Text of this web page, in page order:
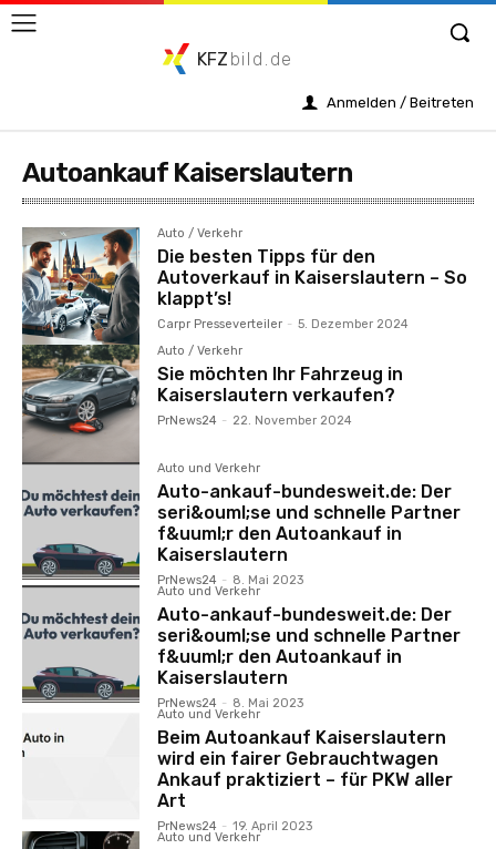
KFZ bild.de
Anmelden / Beitreten
Autoankauf Kaiserslautern
Auto / Verkehr
Die besten Tipps für den
Autoverkauf in Kaiserslautern – So
klappt’s!
Carpr Presseverteiler - 5. Dezember 2024
Auto / Verkehr
Sie möchten Ihr Fahrzeug in
Kaiserslautern verkaufen?
PrNews24 - 22. November 2024
Auto und Verkehr
Auto-ankauf-bundesweit.de: Der
seri&ouml;se und schnelle Partner
f&uuml;r den Autoankauf in
Kaiserslautern
PrNews24 - 8. Mai 2023
Auto und Verkehr
Auto-ankauf-bundesweit.de: Der
seri&ouml;se und schnelle Partner
f&uuml;r den Autoankauf in
Kaiserslautern
PrNews24 - 8. Mai 2023
Auto und Verkehr
Beim Autoankauf Kaiserslautern
wird ein fairer Gebrauchtwagen
Ankauf praktiziert – für PKW aller
Art
PrNews24 - 19. April 2023
Auto und Verkehr